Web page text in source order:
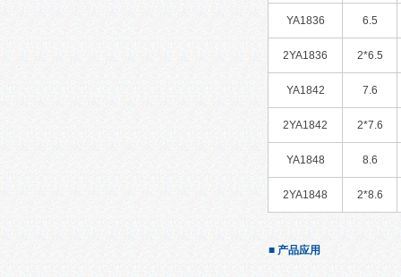
YA1836 6.5
2YA1836 2*6.5
YA1842 7.6
2YA1842 2*7.6
YA1848 8.6
2YA1848 2*8.6
■ 产品应用